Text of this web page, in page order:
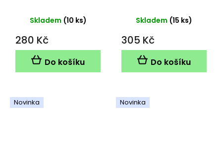
Skladem (10 ks)
280 Kč
Do košíku
Skladem (15 ks)
305 Kč
Do košíku
Novinka Novinka